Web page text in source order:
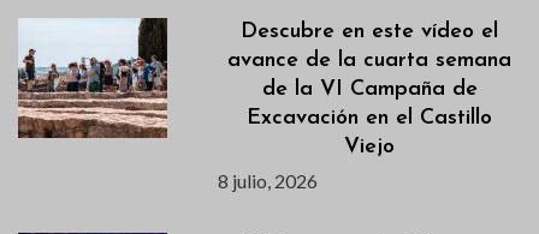
Descubre en este vídeo el
avance de la cuarta semana
de la VI Campaña de
Excavación en el Castillo
Viejo
8 julio, 2026